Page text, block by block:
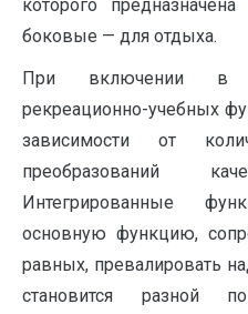
которого
боковые — для отдыха.
При включении в
рекреационно-учебных
зависимости от
преобразований
Интегрированные
основную функцию,
равных, превалировать
становится разной